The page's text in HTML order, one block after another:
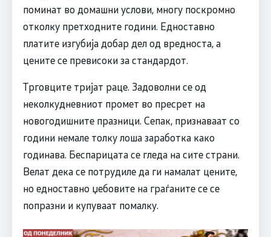
поминат во домашни услови, многу поскромно
отколку претходните години. Едноставно
платите изгубија добар дел од вредноста, а
цените се превисоки за стандардот.
Трговците тријат раце. Задоволни се од
неколкудневниот промет во пресрет на
новогодишните празници. Сепак, признаваат со
години немале толку лоша заработка како
годинава. Беспарицата се гледа на сите страни.
Велат дека се потрудиле да ги намалат цените,
но едноставно џебовите на граѓаните се се
попразни и купуваат помалку.